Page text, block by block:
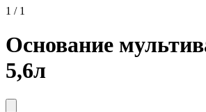
1 / 1
Основание
5,6л